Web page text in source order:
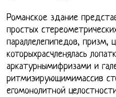
Романское здание
простых
параллелепипедов, призм,
которыхрасчленялась
аркатурнымифризами и
ритмиэирующимимассив
егомонолитной